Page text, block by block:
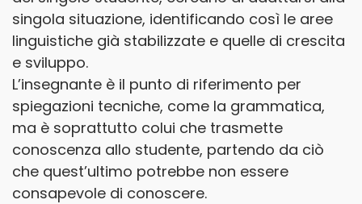
singola situazione, identificando così le aree
linguistiche già stabilizzate e quelle di crescita
e sviluppo.
L’insegnante è il punto di riferimento per
spiegazioni tecniche, come la grammatica,
ma è soprattutto colui che trasmette
conoscenza allo studente, partendo da ciò
che quest’ultimo potrebbe non essere
consapevole di conoscere.